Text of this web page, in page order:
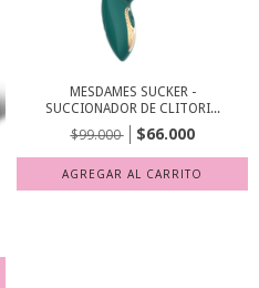
MESDAMES SUCKER -
SUCCIONADOR DE CLITORI...
$99.000 $66.000